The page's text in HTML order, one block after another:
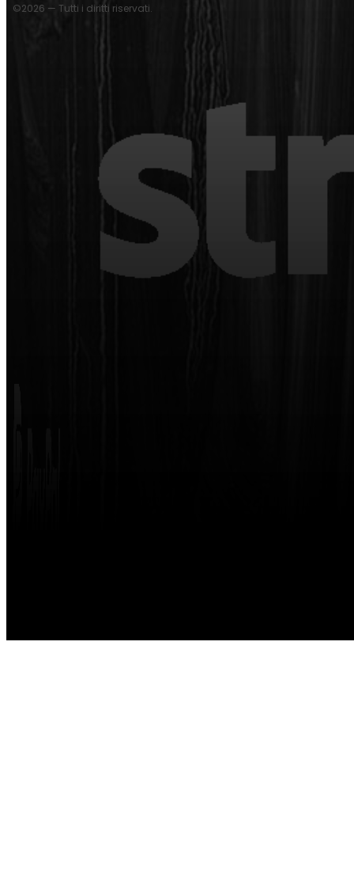
©2026 — Tutti i diritti riservati.